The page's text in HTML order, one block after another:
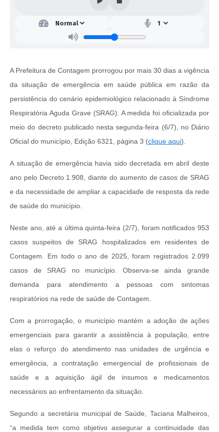
A Prefeitura de Contagem prorrogou por mais 30 dias a vigência
da situação de emergência em saúde pública em razão da
persistência do cenário epidemiológico relacionado à Síndrome
Respiratória Aguda Grave (SRAG). A medida foi oficializada por
meio do decreto publicado nesta segunda-feira (6/7), no Diário
Oficial do município, Edição 6321, página 3 (clique aqui).
A situação de emergência havia sido decretada em abril deste
ano pelo Decreto 1.908, diante do aumento de casos de SRAG
e da necessidade de ampliar a capacidade de resposta da rede
de saúde do município.
Neste ano, até a última quinta-feira (2/7), foram notificados 953
casos suspeitos de SRAG hospitalizados em residentes de
Contagem. Em todo o ano de 2025, foram registrados 2.099
casos de SRAG no município. Observa-se ainda grande
demanda para atendimento a pessoas com sintomas
respiratórios na rede de saúde de Contagem.
Com a prorrogação, o município mantém a adoção de ações
emergenciais para garantir a assistência à população, entre
elas o reforço do atendimento nas unidades de urgência e
emergência, a contratação emergencial de profissionais de
saúde e a aquisição ágil de insumos e medicamentos
necessários ao enfrentamento da situação.
Segundo a secretária municipal de Saúde, Taciana Malheiros,
“a medida tem como objetivo assegurar a continuidade das